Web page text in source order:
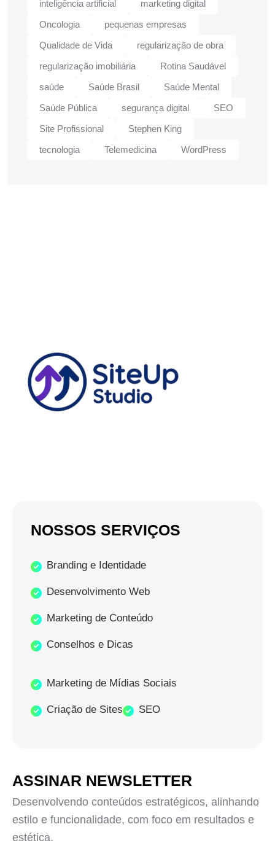
inteligência artificial
marketing digital
Oncologia
pequenas empresas
Qualidade de Vida
regularização de obra
regularização imobiliária
Rotina Saudável
saúde
Saúde Brasil
Saúde Mental
Saúde Pública
segurança digital
SEO
Site Profissional
Stephen King
tecnologia
Telemedicina WordPress
NOSSOS SERVIÇOS
Branding e Identidade
Desenvolvimento Web
Marketing de Conteúdo
Conselhos e Dicas
Marketing de Mídias Sociais
Criação de Sites SEO
ASSINAR NEWSLETTER
Desenvolvendo conteúdos estratégicos, alinhando
estilo e funcionalidade, com foco em resultados e
estética.